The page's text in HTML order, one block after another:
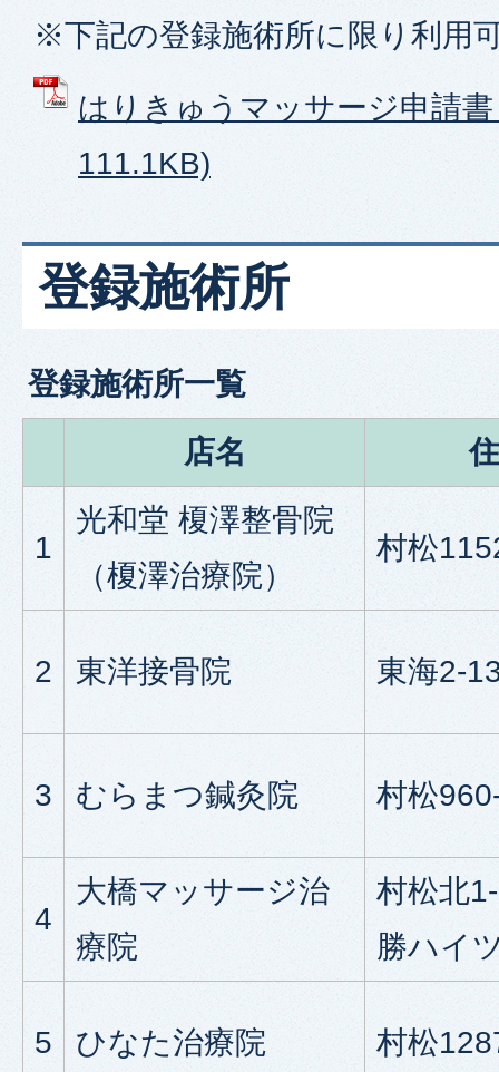
※下記の登録施術所に限り利用
はりきゅうマッサージ申請
111.1KB)
登録施術所
登録施術所一覧
店名
1
光和堂 榎澤整骨院
（榎澤治療院）
村松
2 東洋接骨院 東海2-
3 むらまつ鍼灸院 村松
4
大橋マッサージ治
療院
村松北
勝ハイ
5 ひなた治療院 村松